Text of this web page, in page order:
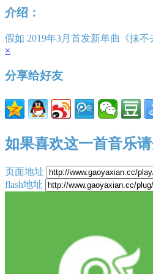
介绍：
假如 2019年3月首发新单曲《抹
×
分享给好友
如果喜欢这一首音乐
页面地址
flash地址